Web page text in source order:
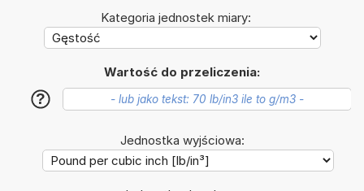
Kategoria jednostek miary:
Wartość do przeliczenia:
?
Jednostka wyjściowa: